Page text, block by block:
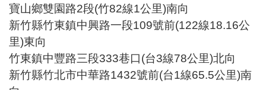
寶山鄉雙園路2段(竹82線1公里)南向
新竹縣竹東鎮中興路一段109號前(122線18.16公
里)東向
竹東鎮中豐路三段333巷口(台3線78公里)北向
新竹縣竹北市中華路1432號前(台1線65.5公里)南